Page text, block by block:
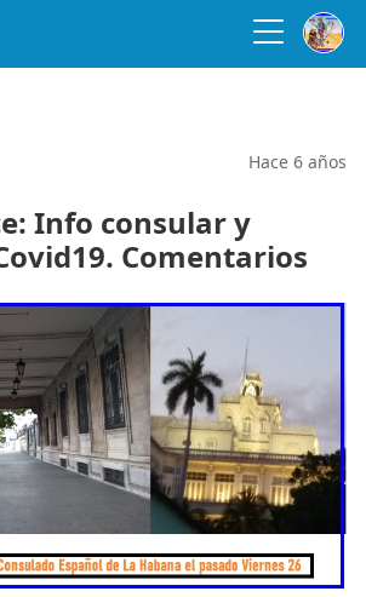
Hace 6 años
Info consular y
Comentarios